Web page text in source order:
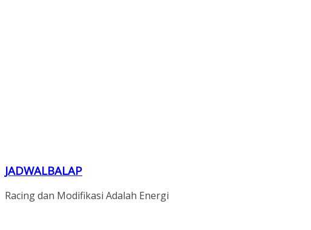
JADWALBALAP
Racing dan Modifikasi Adalah Energi